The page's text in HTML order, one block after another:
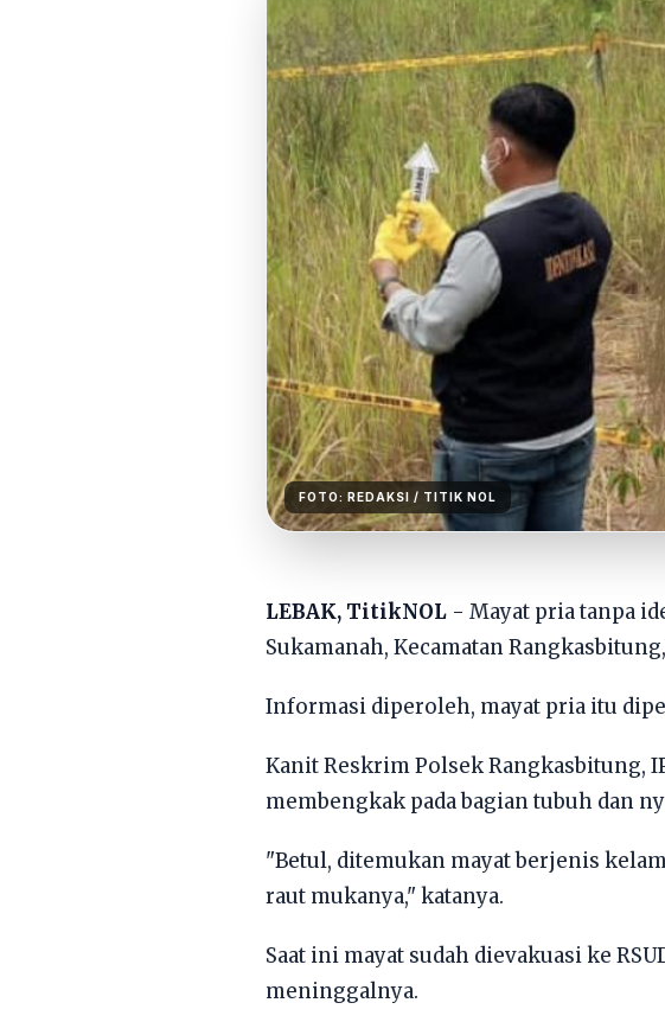
FOTO: REDAKSI / TITIK NOL
LEBAK, TitikNOL - Mayat pria tanpa
Sukamanah, Kecamatan
Informasi diperoleh, mayat pria itu
Kanit Reskrim Polsek Rangkasbitung,
membengkak pada bagian tubuh dan
"Betul, ditemukan mayat berjenis
raut mukanya," katanya.
Saat ini mayat sudah dievakuasi ke
meninggalnya.